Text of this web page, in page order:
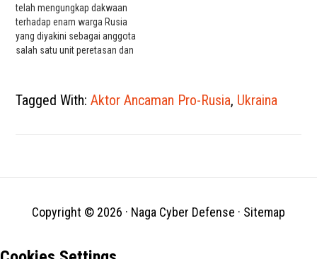
Agustus ini menandakan
bahwa kelompok tersebut
berusaha memperluas
pengumpulan…
telah mengungkap dakwaan
terhadap enam warga Rusia
yang diyakini sebagai anggota
salah satu unit peretasan dan
Sebagai bagian dari unit ini,
para pejabat AS mengatakan
Tagged With:Aktor Ancaman Pro-Rusia, Ukraina
Copyright © 2026 · Naga Cyber Defense · Sitemap